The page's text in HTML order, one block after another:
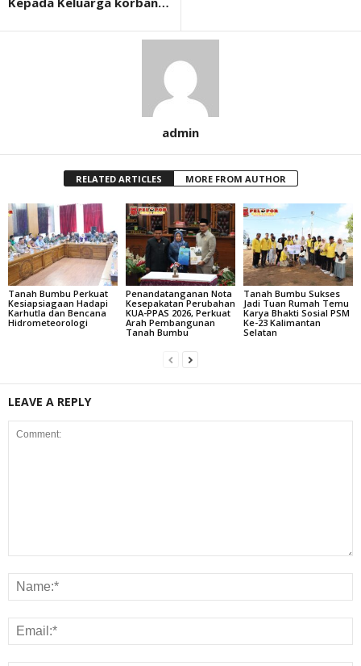
admin
RELATED ARTICLES MORE FROM AUTHOR
Tanah Bumbu Perkuat
Kesiapsiagaan Hadapi
Karhutla dan Bencana
Hidrometeorologi
Penandatanganan Nota
Kesepakatan Perubahan
KUA-PPAS 2026, Perkuat
Arah Pembangunan
Tanah Bumbu
Tanah Bumbu Sukses
Jadi Tuan Rumah Temu
Karya Bhakti Sosial PSM
Ke-23 Kalimantan
Selatan
LEAVE A REPLY